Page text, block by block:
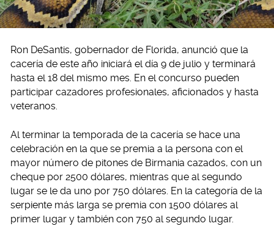
Ron DeSantis, gobernador de Florida, anunció que la
cacería de este año iniciará el día 9 de julio y terminará
hasta el 18 del mismo mes. En el concurso pueden
participar cazadores profesionales, aficionados y hasta
veteranos.
Al terminar la temporada de la cacería se hace una
celebración en la que se premia a la persona con el
mayor número de pitones de Birmania cazados, con un
cheque por 2500 dólares, mientras que al segundo
lugar se le da uno por 750 dólares. En la categoría de la
serpiente más larga se premia con 1500 dólares al
primer lugar y también con 750 al segundo lugar.